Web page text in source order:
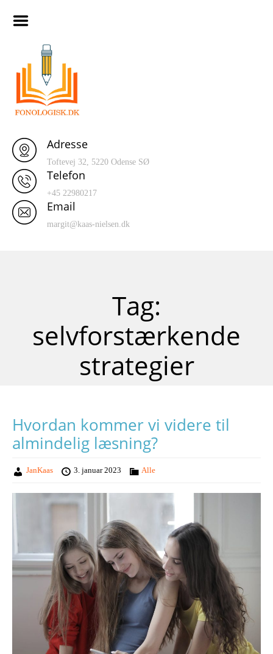
Adresse
Toftevej 32, 5220 Odense SØ
Telefon
+45 22980217
Email
margit@kaas-nielsen.dk
Tag:
selvforstærkende
strategier
Hvordan kommer vi videre til
almindelig læsning?
JanKaas 3. januar 2023 Alle
Hjem
Materialer
120 ord database
Indtaling af Turboforløb I
Smagsprøver